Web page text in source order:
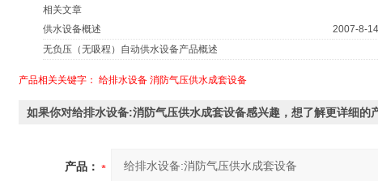
相关文章
供水设备概述
2007-8-14
无负压（无吸程）自动供水设备产品概述
产品相关关键字： 给排水设备 消防气压供水成套设备
如果你对给排水设备:消防气压供水成套设备感兴趣，想了解更详细的
产品：